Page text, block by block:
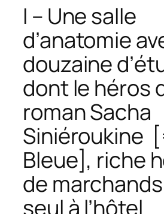
I – Une salle
d’anatomie
douzaine
dont le héros
roman Sacha
Siniéroukine
Bleue], riche
de
seul à l’hôtel